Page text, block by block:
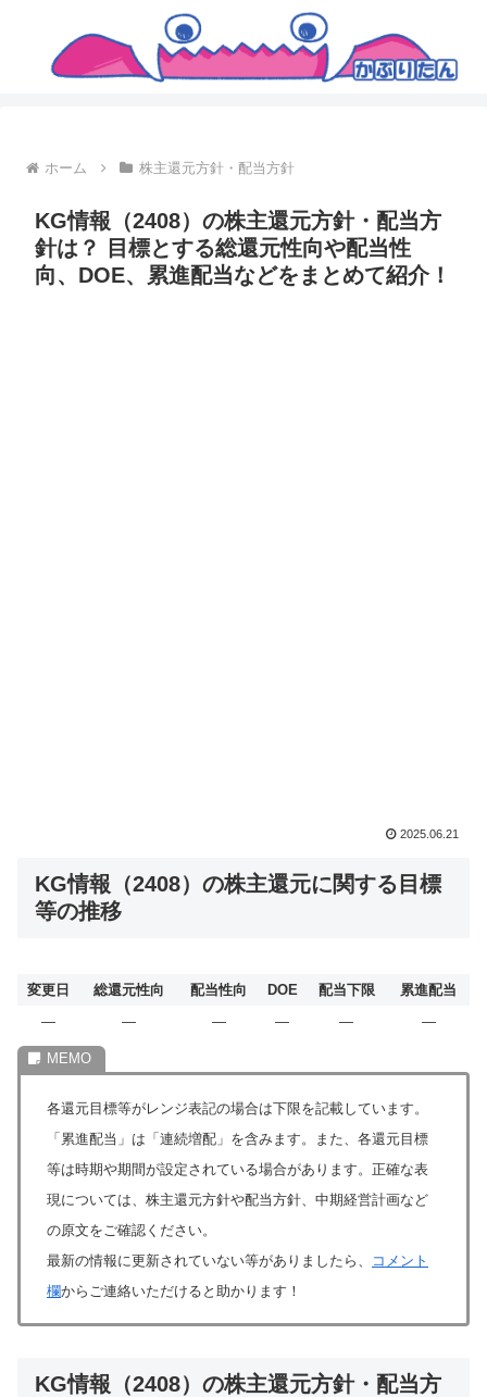
ホーム 株主還元方針・配当方針
KG情報（2408）の株主還元方針・配当方
針は？ 目標とする総還元性向や配当性
向、DOE、累進配当などをまとめて紹介！
2025.06.21
KG情報（2408）の株主還元に関する目標
等の推移
変更日 総還元性向 配当性向 DOE 配当下限
累進配当
―
― ― ― ― ―
各還元目標等がレンジ表記の場合は下限を記載しています。
「累進配当」は「連続増配」を含みます。また、各還元目標
等は時期や期間が設定されている場合があります。正確な表
現については、株主還元方針や配当方針、中期経営計画など
の原文をご確認ください。
最新の情報に更新されていない等がありましたら、
コメント
欄からご連絡いただけると助かります！
KG情報（2408）の株主還元方針・配当方